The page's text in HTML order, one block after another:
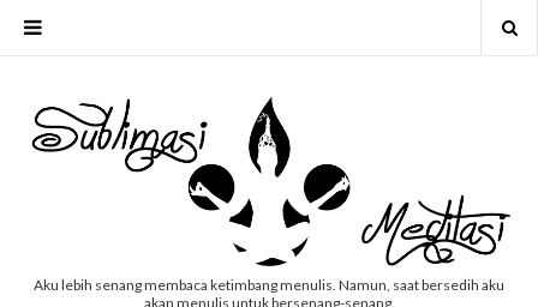
Aku lebih senang membaca ketimbang menulis. Namun, saat bersedih aku
akan menulis untuk bersenang-senang.